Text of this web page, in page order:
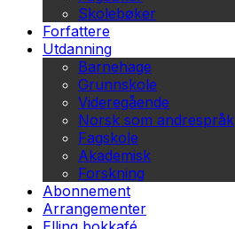
Skolebøker
Forfattere
Utdanning
Barnehage
Grunnskole
Videregående
Norsk som andrespråk
Fagskole
Akademisk
Forskning
Abonnement
Arrangementer